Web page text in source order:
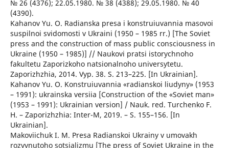
№ 26 (4376); 22.05.1980. № 38 (4388); 29.05.1980. № 40
(4390).
Kahanov Yu. O. Radianska presa i konstruiuvannia masovoi
suspilnoi svidomosti v Ukraini (1950 – 1985 rr.) [The Soviet
press and the construction of mass public consciousness in
Ukraine (1950 – 1985)] // Naukovi pratsi istorychnoho
fakultetu Zaporizkoho natsionalnoho universytetu.
Zaporizhzhia, 2014. Vyp. 38. S. 213–225. [In Ukrainian].
Kahanov Yu. O. Konstruiuvannia «radianskoi liudyny» (1953
– 1991): ukrainska versiia [Construction of the «Soviet man»
(1953 – 1991): Ukrainian version] / Nauk. red. Turchenko F.
H. – Zaporizhzhia: Inter-M, 2019. – S. 155–156. [In
Ukrainian].
Makoviichuk I. M. Presa Radianskoi Ukrainy v umovakh
rozvynutoho sotsializmu [The press of Soviet Ukraine in the